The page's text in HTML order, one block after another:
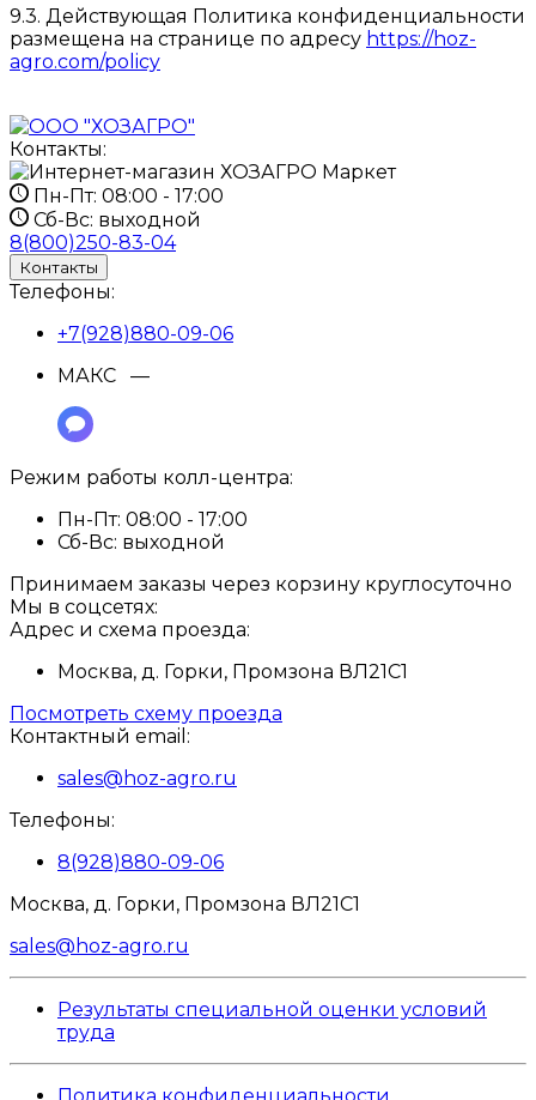
9.3. Действующая Политика конфиденциальности
размещена на странице по адресу https://hoz-
agro.com/policy
Контакты:
Пн-Пт: 08:00 - 17:00
Сб-Вс: выходной
8(800)250-83-04
Контакты
Телефоны:
+7(928)880-09-06
МАКС —
Режим работы колл-центра:
Пн-Пт: 08:00 - 17:00
Сб-Вс: выходной
Принимаем заказы через корзину круглосуточно
Мы в соцсетях:
Адрес и схема проезда:
Москва, д. Горки, Промзона ВЛ21С1
Посмотреть схему проезда
Контактный email:
sales@hoz-agro.ru
Телефоны:
8(928)880-09-06
Москва, д. Горки, Промзона ВЛ21С1
sales@hoz-agro.ru
Результаты специальной оценки условий
труда